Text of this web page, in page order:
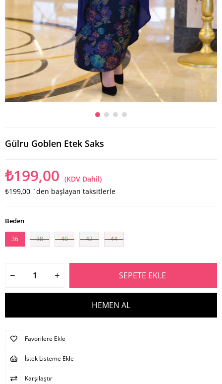
Gülru Goblen Etek Saks
₺199,00 (KDV Dahil)
₺199,00 `den başlayan taksitlerle
Beden
36 38 40 42 44
Favorilere Ekle
İstek Listeme Ekle
Karşılaştır